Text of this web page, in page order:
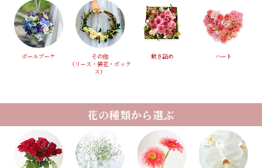
ボールブーケ
その他
（リース・装花・ボック
ス）
敷き詰め ハート
花の種類から選ぶ